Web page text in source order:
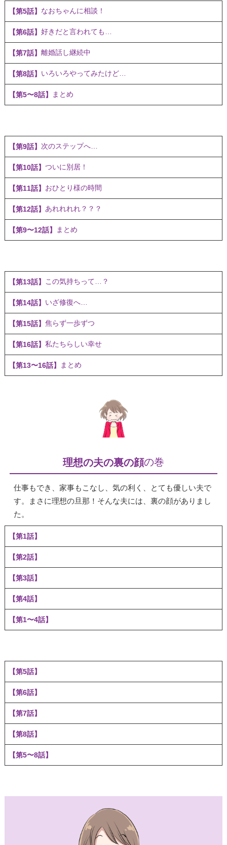
【第5話】 なおちゃんに相談！
【第6話】好きだと言われても…
【第7話】離婚話し継続中
【第8話】 いろいろやってみたけど…
【第5〜8話】 まとめ
【第9話】 次のステップへ…
【第10話】ついに別居！
【第11話】 おひとり様の時間
【第12話】あれれれれ？？？
【第9〜12話】 まとめ
【第13話】 この気持ちって…？
【第14話】 いざ修復へ…
【第15話】焦らず一歩ずつ
【第16話】私たちらしい幸せ
【第13〜16話】 まとめ
理想の夫の裏の顔の巻
仕事もでき、家事もこなし、気の利く、とても優しい夫で
す。まさに理想の旦那！そんな夫には、裏の顔がありまし
た。
【第1話】
【第2話】
【第3話】
【第4話】
【第1〜4話】
【第5話】
【第6話】
【第7話】
【第8話】
【第5〜8話】